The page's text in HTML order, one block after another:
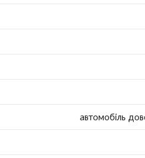
автомобіль